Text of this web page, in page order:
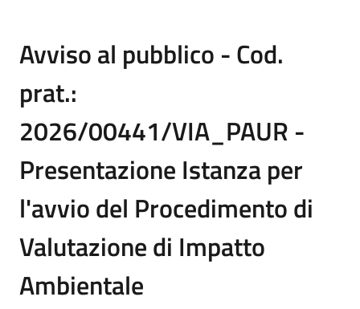
Avviso al pubblico - Cod.
prat.:
2026/00441/VIA_PAUR -
Presentazione Istanza per
l'avvio del Procedimento di
Valutazione di Impatto
Ambientale